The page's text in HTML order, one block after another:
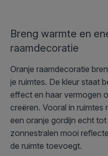
Breng warmte en
raamdecoratie
Oranje raamdecoratie
je ruimtes. De kleur staat
effect en haar vermogen
creëren. Vooral in ruimtes
een oranje gordijn echt
zonnestralen mooi
de ruimte toevoegt.